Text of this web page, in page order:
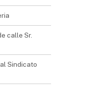
calle Sr.
Sindicato